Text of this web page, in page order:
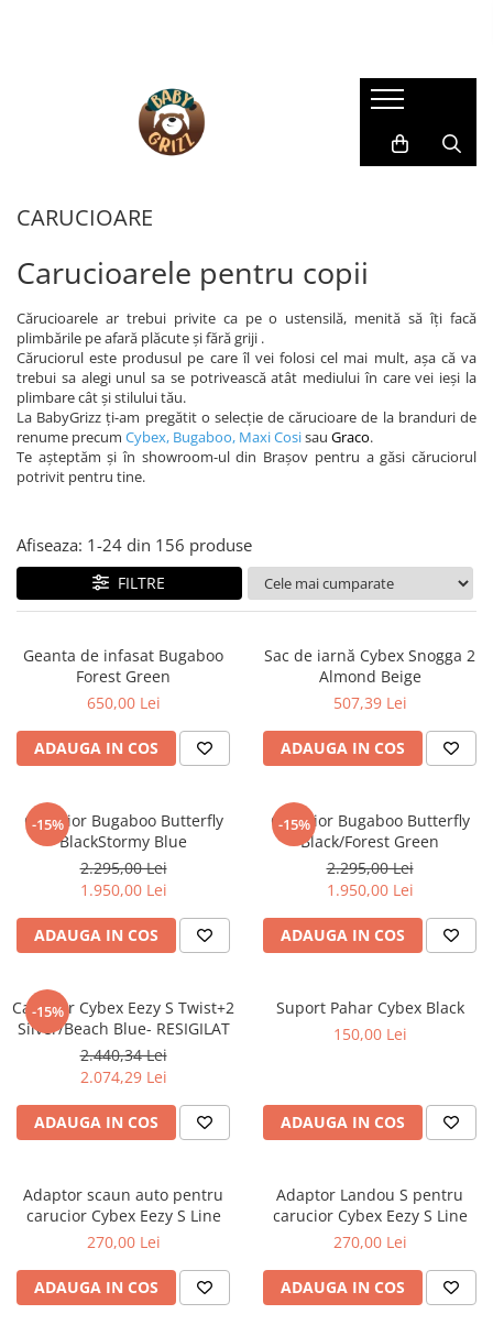
SCAUNE AUTO TIP SCOICĂ
SCAUNE AUTO GRUPA II/III
SPĂTAR
SCAUNE AUTO EVOLUTIVE
SCAUNE AUTO REAR FACING
PRELUNGIT
ACCESORII SCAUNE AUTO
OGLINZI
PARASOLARE
PROTECTII DE BANCHETA
BAZE SCAUNE AUTO
CARUCIOARE 3 IN 1
CARUCIOARE 2 IN 1
CARUCIOARE GEMENI/DUBLE
LANDOURI
BALANSOARE
ROBOȚI DE BUCĂTĂRIE
ACCESORII PENTRU MASĂ
FARFURII SI BOLURI PENTRU
LINGURIȚE ȘI FURCULIȚE
RECIPIENTE DE STOCARE
SCAUNE DE MASĂ PENTRU
BEBELUȘI
STERILIZATOARE
Centre de activitati
JOCURI EDUCATIVE
Figurine
Jocuri de rol
Jucarii instrumente muzicale
Masinute si Trenulete
Puzzle
Salteluțe
JUCARII BEBELUSI
Jucarii de dentitie
Jucarii de tras
Jucarii din plus
Jucarii muzicale
Jucarii Senzoriale
SISTEME DE PURTARE COPII
Trotinete
BAIE & ESENȚIALE
ARPIRATOARE NAZALE
Sutiene pentru alăptare
CARUCIOARE
Carucioarele pentru copii
Cărucioarele ar trebui privite ca pe o ustensilă, menită să îți facă
plimbările pe afară plăcute și fără griji .
Căruciorul este produsul pe care îl vei folosi cel mai mult, așa că va
trebui sa alegi unul sa se potrivească atât mediului în care vei ieși la
plimbare cât și stilului tău.
La BabyGrizz ți-am pregătit o selecție de cărucioare de la branduri de
renume precum Cybex, Bugaboo, Maxi Cosisau Graco.
Te așteptăm și în showroom-ul din Brașov pentru a găsi căruciorul
potrivit pentru tine.
Afiseaza: 1-24 din 156 produse
FILTRE
Geanta de infasat Bugaboo
Forest Green
650,00 Lei
ADAUGA IN COS
Sac de iarnă Cybex Snogga 2
Almond Beige
507,39 Lei
ADAUGA IN COS
-15%
Carucior Bugaboo Butterfly
BlackStormy Blue
2.295,00 Lei
1.950,00 Lei
ADAUGA IN COS
-15%
Carucior Bugaboo Butterfly
Black/Forest Green
2.295,00 Lei
1.950,00 Lei
ADAUGA IN COS
-15%
Carucior Cybex Eezy S Twist+2
Silver/Beach Blue- RESIGILAT
2.440,34 Lei
2.074,29 Lei
ADAUGA IN COS
Suport Pahar Cybex Black
150,00 Lei
ADAUGA IN COS
Adaptor scaun auto pentru
carucior Cybex Eezy S Line
270,00 Lei
ADAUGA IN COS
Adaptor Landou S pentru
carucior Cybex Eezy S Line
270,00 Lei
ADAUGA IN COS